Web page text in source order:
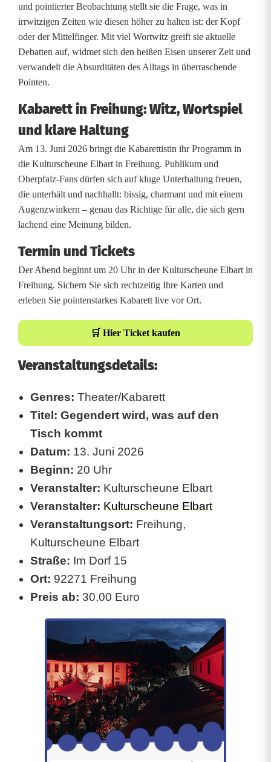
r
e
t
t
:
'
G
e
g
e
n
d
e
w
r
,
w
s
u
und pointierter Beobachtung stellt sie die Frage, was in
irrwitzigen Zeiten wie diesen höher zu halten ist: der Kopf
oder der Mittelfinger. Mit viel Wortwitz greift sie aktuelle
Debatten auf, widmet sich den heißen Eisen unserer Zeit und
verwandelt die Absurditäten des Alltags in überraschende
Pointen.
Kabarett in Freihung: Witz, Wortspiel
und klare Haltung
Am 13. Juni 2026 bringt die Kabarettistin ihr Programm in
die Kulturscheune Elbart in Freihung. Publikum und
Oberpfalz-Fans dürfen sich auf kluge Unterhaltung freuen,
die unterhält und nachhallt: bissig, charmant und mit einem
Augenzwinkern – genau das Richtige für alle, die sich gern
lachend eine Meinung bilden.
Termin und Tickets
Der Abend beginnt um 20 Uhr in der Kulturscheune Elbart in
Freihung. Sichern Sie sich rechtzeitig Ihre Karten und
erleben Sie pointenstarkes Kabarett live vor Ort.
🛒 Hier Ticket kaufen
Veranstaltungsdetails:
Genres: Theater/Kabarett
Titel: Gegendert wird, was auf den
Tisch kommt
Datum: 13. Juni 2026
Beginn: 20 Uhr
Veranstalter: Kulturscheune Elbart
Veranstalter: Kulturscheune Elbart
Veranstaltungsort: Freihung,
Kulturscheune Elbart
Straße: Im Dorf 15
Ort: 92271 Freihung
Preis ab: 30,00 Euro